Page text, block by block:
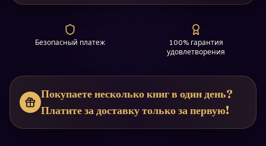
Безопасный платеж
100% гарантия
удовлетворения
Покупаете несколько книг в один день?
Платите за доставку только за первую!